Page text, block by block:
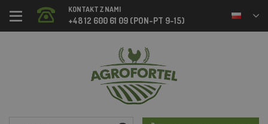
KONTAKT Z NAMI
+48 12 600 61 09 (PON-PT 9-15)